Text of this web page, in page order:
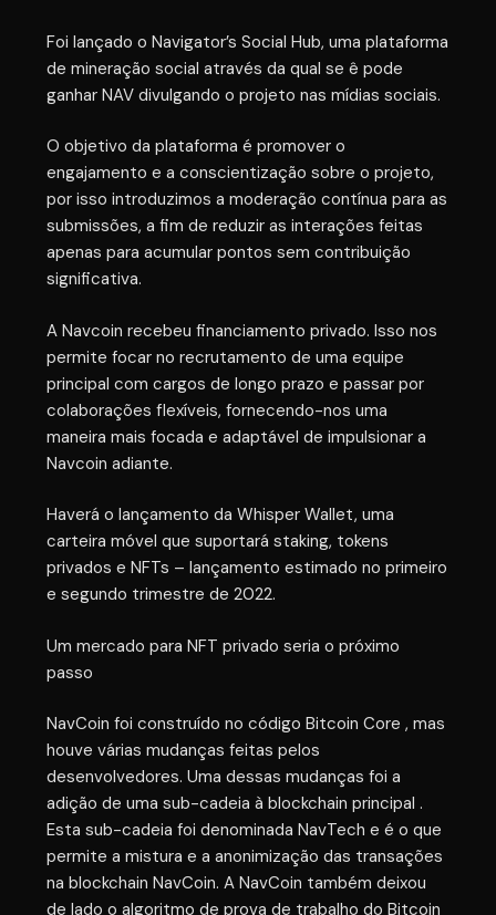
Foi lançado o Navigator’s Social Hub, uma plataforma
de mineração social através da qual se ê pode
ganhar NAV divulgando o projeto nas mídias sociais.
O objetivo da plataforma é promover o
engajamento e a conscientização sobre o projeto,
por isso introduzimos a moderação contínua para as
submissões, a fim de reduzir as interações feitas
apenas para acumular pontos sem contribuição
significativa.
A Navcoin recebeu financiamento privado. Isso nos
permite focar no recrutamento de uma equipe
principal com cargos de longo prazo e passar por
colaborações flexíveis, fornecendo-nos uma
maneira mais focada e adaptável de impulsionar a
Navcoin adiante.
Haverá o lançamento da Whisper Wallet, uma
carteira móvel que suportará staking, tokens
privados e NFTs – lançamento estimado no primeiro
e segundo trimestre de 2022.
Um mercado para NFT privado seria o próximo
passo
NavCoin foi construído no código Bitcoin Core , mas
houve várias mudanças feitas pelos
desenvolvedores. Uma dessas mudanças foi a
adição de uma sub-cadeia à blockchain principal .
Esta sub-cadeia foi denominada NavTech e é o que
permite a mistura e a anonimização das transações
na blockchain NavCoin. A NavCoin também deixou
de lado o algoritmo de prova de trabalho do Bitcoin